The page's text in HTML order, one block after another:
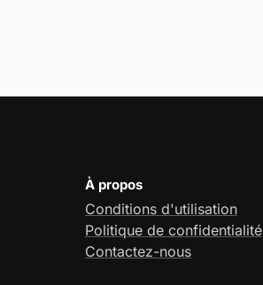
À propos
Conditions d'utilisation
Politique de confidentialité
Contactez-nous